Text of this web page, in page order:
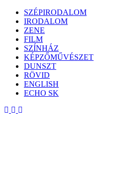
Skip
content
SZÉPIRODALOM
IRODALOM
ZENE
FILM
SZÍNHÁZ
KÉPZŐMŰVÉSZET
DUNSZT
RÖVID
ENGLISH
ECHO SK